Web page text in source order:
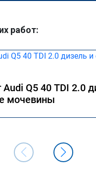
работ:
Q5 40 TDI 2.0
мочевины